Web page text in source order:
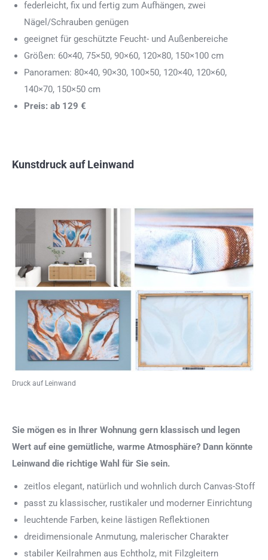
federleicht, fix und fertig zum Aufhängen, zwei
Nägel/Schrauben genügen
geeignet für geschützte Feucht- und Außenbereiche
Größen: 60×40, 75×50, 90×60, 120×80, 150×100 cm
Panoramen: 80×40, 90×30, 100×50, 120×40, 120×60,
140×70, 150×50 cm
Preis: ab 129 €
Kunstdruck auf Leinwand
Druck auf Leinwand
Sie mögen es in Ihrer Wohnung gern klassisch und legen
Wert auf eine gemütliche, warme Atmosphäre? Dann könnte
Leinwand die richtige Wahl für Sie sein.
zeitlos elegant, natürlich und wohnlich durch Canvas-Stoff
passt zu klassischer, rustikaler und moderner Einrichtung
leuchtende Farben, keine lästigen Reflektionen
dreidimensionale Anmutung, malerischer Charakter
stabiler Keilrahmen aus Echtholz, mit Filzgleitern